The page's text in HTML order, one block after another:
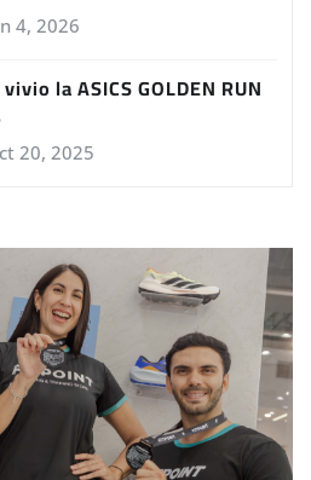
4, 2026
la ASICS GOLDEN RUN
20, 2025